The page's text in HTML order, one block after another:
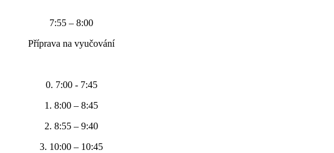
7:55 – 8:00
Příprava na vyučování
0. 7:00 - 7:45
1. 8:00 – 8:45
2. 8:55 – 9:40
3. 10:00 – 10:45